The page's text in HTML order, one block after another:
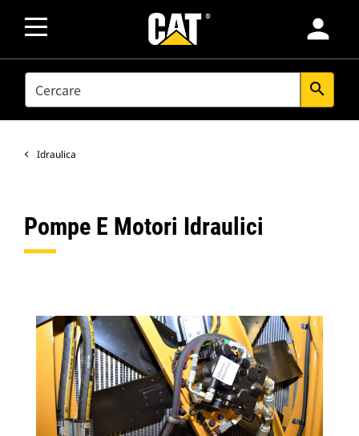
person
SEARCH search
Idraulica
Pompe E Motori Idraulici